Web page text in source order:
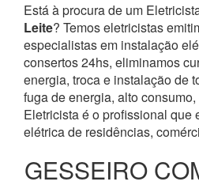
Está à procura de um
Leite? Temos eletricistas
especialistas em instalação
consertos 24hs, eliminamos
energia, troca e instalação de
fuga de energia, alto
Eletricista é o profissional que
elétrica de residências,
GESSEIRO